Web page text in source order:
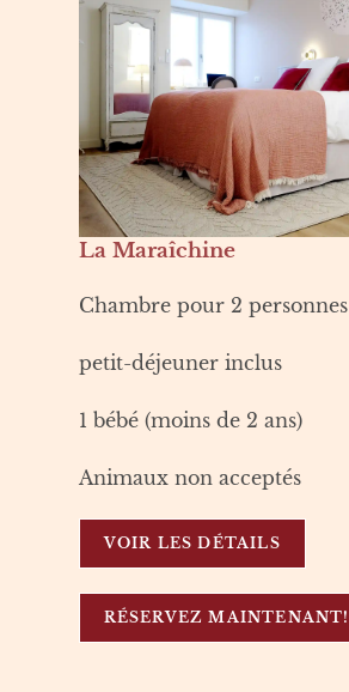
La Maraîchine
Chambre pour 2 personnes
petit-déjeuner inclus
1 bébé (moins de 2 ans)
Animaux non acceptés